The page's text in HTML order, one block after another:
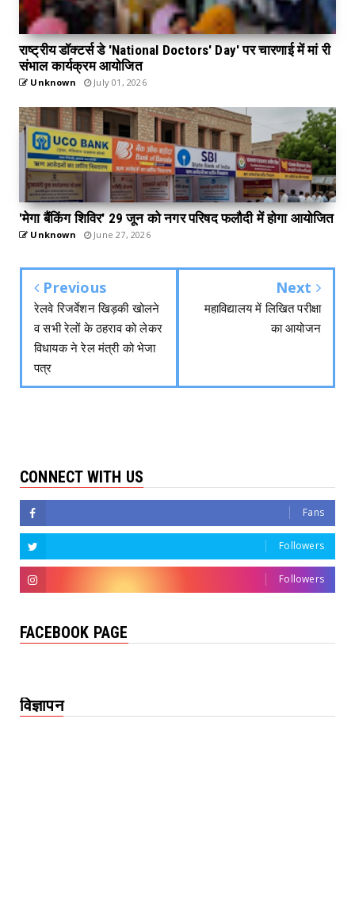
राष्ट्रीय डॉक्टर्स डे 'National Doctors' Day' पर चारणाई में मां री
संभाल कार्यक्रम आयोजित
Unknown July 01, 2026
'मेगा बैंकिंग शिविर' 29 जून को नगर परिषद फलौदी में होगा आयोजित
Unknown June 27, 2026
Previous
रेलवे रिजर्वेशन खिड़की खोलने
व सभी रेलों के ठहराव को लेकर
विधायक ने रेल मंत्री को भेजा
पत्र
Next
महाविद्यालय में लिखित परीक्षा
का आयोजन
CONNECT WITH US
Fans
Followers
Followers
FACEBOOK PAGE
विज्ञापन